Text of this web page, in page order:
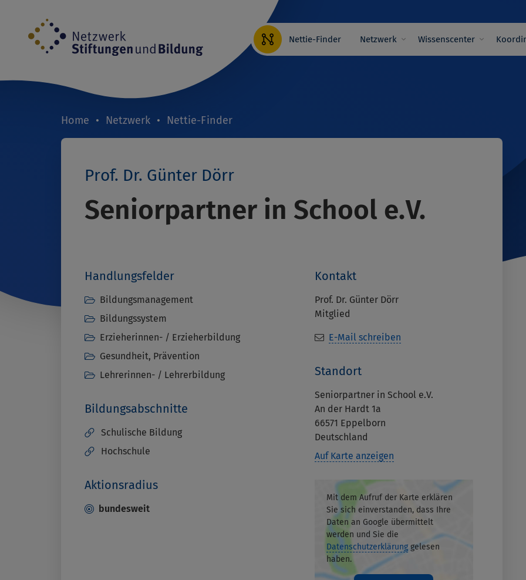
Inhalt
Nettie-Finder Hauptnavigation
Netzwerk Wissenscenter
Breadcrumb
Home Netzwerk Nettie-Finder
Prof. Dr. Günter Dörr
Seniorpartner in School e.V.
Handlungsfelder
Bildungsmanagement
Bildungssystem
Erzieherinnen- / Erzieherbildung
Gesundheit, Prävention
Lehrerinnen- / Lehrerbildung
Bildungsabschnitte
Schulische Bildung
Hochschule
Aktionsradius
bundesweit
Kontakt
Prof. Dr. Günter Dörr
Mitglied
E-Mail schreiben
Standort
Seniorpartner in School e.V.
An der Hardt 1a
66571 Eppelborn
Deutschland
Auf Karte anzeigen
Mit dem Aufruf der Karte erklären
Sie sich einverstanden, dass Ihre
Daten an Google übermittelt
werden und Sie die
Datenschutzerklärunggelesen
haben.